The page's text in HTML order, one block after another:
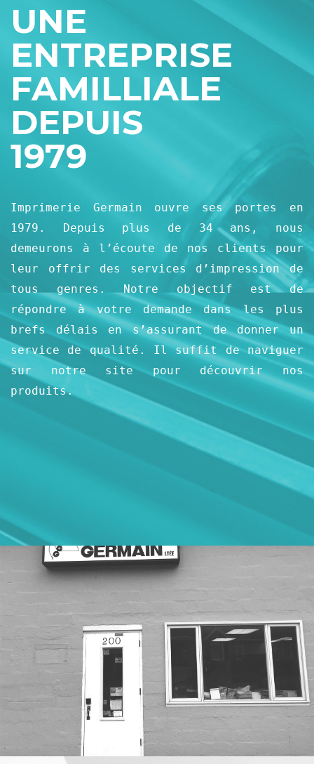
UNE
ENTREPRISE
FAMILLIALE
DEPUIS
1979
Imprimerie Germain ouvre ses portes en
1979. Depuis plus de 34 ans, nous
demeurons à l’écoute de nos clients pour
leur offrir des services d’impression de
tous genres. Notre objectif est de
répondre à votre demande dans les plus
brefs délais en s’assurant de donner un
service de qualité. Il suffit de naviguer
sur notre site pour découvrir nos
produits.